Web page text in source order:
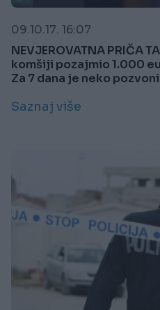
09.10.17. 16:07
NEVJEROVATNA PRIČA
komšiji pozajmio 1.000
Za 7 dana je neko
Saznaj više